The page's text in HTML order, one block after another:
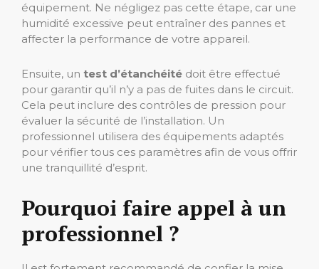
équipement. Ne négligez pas cette étape, car une
humidité excessive peut entraîner des pannes et
affecter la performance de votre appareil.
Ensuite, un test d’étanchéité doit être effectué
pour garantir qu’il n’y a pas de fuites dans le circuit.
Cela peut inclure des contrôles de pression pour
évaluer la sécurité de l’installation. Un
professionnel utilisera des équipements adaptés
pour vérifier tous ces paramètres afin de vous offrir
une tranquillité d’esprit.
Pourquoi faire appel à un
professionnel ?